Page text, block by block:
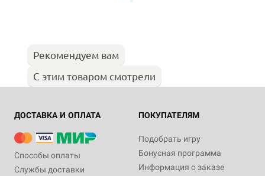
Рекомендуем вам
С этим товаром смотрели
ДОСТАВКА И ОПЛАТА
Способы оплаты
Службы доставки
ПОКУПАТЕЛЯМ
Подобрать игру
Бонусная программа
Информация о заказе